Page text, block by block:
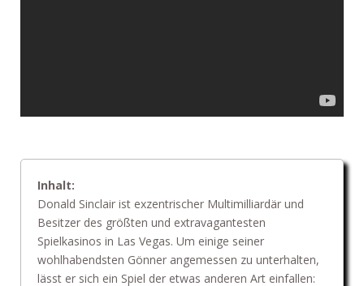
Inhalt:
Donald Sinclair ist exzentrischer Multimilliardär und
Besitzer des größten und extravagantesten
Spielkasinos in Las Vegas. Um einige seiner
wohlhabendsten Gönner angemessen zu unterhalten,
lässt er sich ein Spiel der etwas anderen Art einfallen: